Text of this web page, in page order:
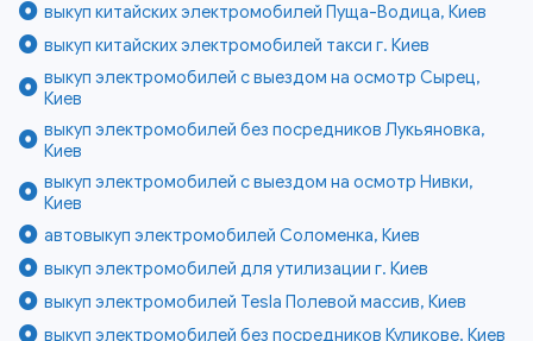
выкуп китайских электромобилей Пуща-Водица, Киев
выкуп китайских электромобилей такси г. Киев
выкуп электромобилей с выездом на осмотр Сырец,
Киев
выкуп электромобилей без посредников Лукьяновка,
Киев
выкуп электромобилей с выездом на осмотр Нивки,
Киев
автовыкуп электромобилей Соломенка, Киев
выкуп электромобилей для утилизации г. Киев
выкуп электромобилей Tesla Полевой массив, Киев
выкуп электромобилей без посредников Куликове, Киев